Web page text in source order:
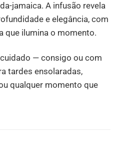
jamaica. A infusão revela
e elegância, com
que ilumina o momento.
— consigo ou com
tardes ensolaradas,
qualquer momento que